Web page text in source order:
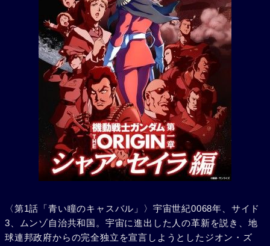
〈第1話「青い瞳のキャスバル」〉宇宙世紀0068年、サイド
3、ムンゾ自治共和国。宇宙に進出した人の革新を説き、地
球連邦政府からの完全独立を宣言しようとしたジオン・ズ